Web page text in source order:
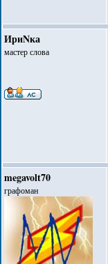
ИриNка
мастер слова
megavolt70
графоман